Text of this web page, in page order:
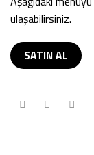
ulaşabilirsiniz.
SATIN AL